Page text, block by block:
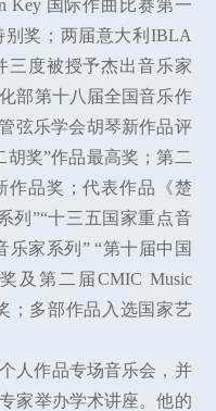
Key 国际作曲比赛第一
奖；两届意大利IBLA
三度被授予杰出音乐家
部第十八届全国音乐作
弦乐学会胡琴新作品评
奖”作品最高奖；第二
作品奖；代表作品《楚
列”“十三五国家重点音
家系列” “第十届中国
及第二届CMIC Music
；多部作品入选国家艺
人作品专场音乐会，并
家举办学术讲座。他的